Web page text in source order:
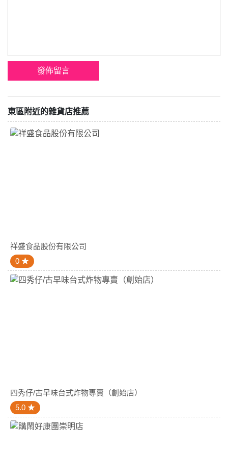
東區附近的雜貨店推薦
祥盛食品股份有限公司
0
四秀仔/古早味台式炸物專賣（創始店）
5.0